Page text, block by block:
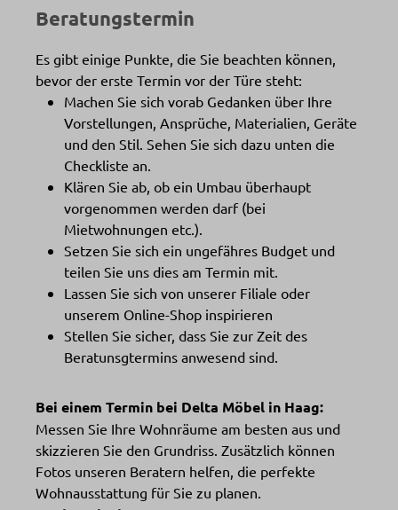
Beratungstermin
Es gibt einige Punkte, die Sie beachten können,
bevor der erste Termin vor der Türe steht:
Machen Sie sich vorab Gedanken über Ihre
Vorstellungen, Ansprüche, Materialien, Geräte
und den Stil. Sehen Sie sich dazu unten die
Checkliste an.
Klären Sie ab, ob ein Umbau überhaupt
vorgenommen werden darf (bei
Mietwohnungen etc.).
Setzen Sie sich ein ungefähres Budget und
teilen Sie uns dies am Termin mit.
Lassen Sie sich von unserer Filiale oder
unserem Online-Shop inspirieren
Stellen Sie sicher, dass Sie zur Zeit des
Beratunsgtermins anwesend sind.
Bei einem Termin bei Delta Möbel in Haag:
Messen Sie Ihre Wohnräume am besten aus und
skizzieren Sie den Grundriss. Zusätzlich können
Fotos unseren Beratern helfen, die perfekte
Wohnausstattung für Sie zu planen.